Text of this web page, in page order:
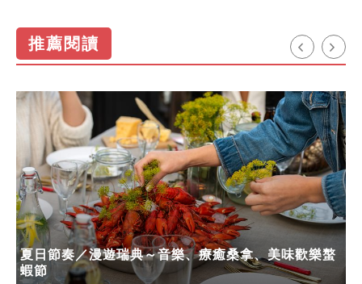
推薦閱讀
夏日節奏／漫遊瑞典～音樂、療癒桑拿、美味歡樂螯
蝦節